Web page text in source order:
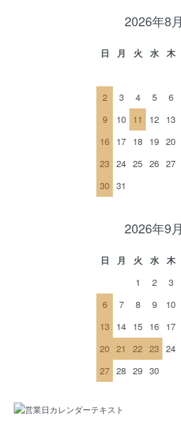
2026年8月
日 月 火 水 木
2
3 4 5 6
9
10 11 12 13
16 17 18 19 20
23 24 25 26 27
30 31
2026年9月
日 月 火 水 木
1
2 3
6
7 8 9 10
13 14 15 16 17
20 21 22 23 24
27 28 29 30